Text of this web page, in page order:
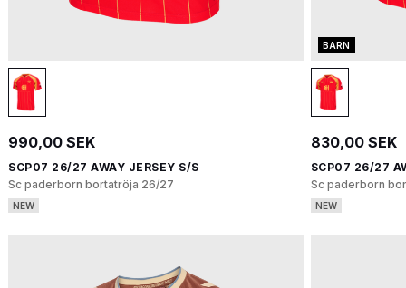
990,00 SEK
SCP07 26/27 AWAY JERSEY S/S
Sc paderborn bortatröja 26/27
NEW
BARN
830,00 SEK
SCP07 26/27
Sc paderborn
NEW